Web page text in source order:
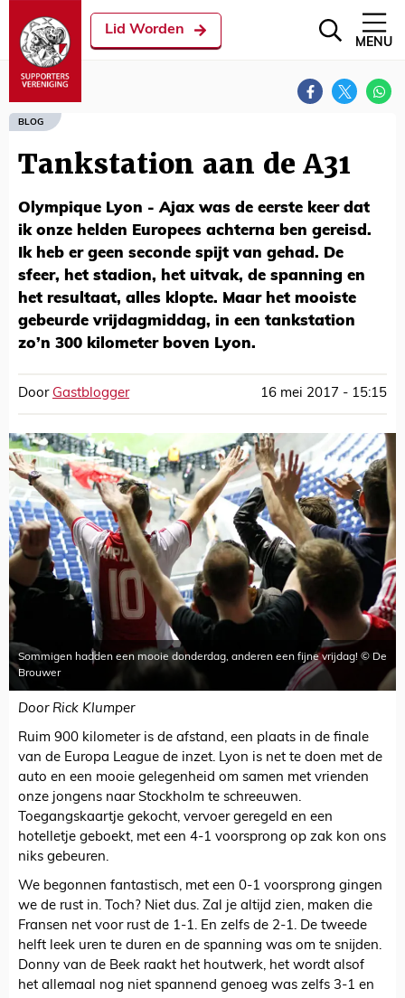
Lid Worden
MENU
BLOG
Tankstation aan de A31
Olympique Lyon - Ajax was de eerste keer dat
ik onze helden Europees achterna ben gereisd.
Ik heb er geen seconde spijt van gehad. De
sfeer, het stadion, het uitvak, de spanning en
het resultaat, alles klopte. Maar het mooiste
gebeurde vrijdagmiddag, in een tankstation
zo’n 300 kilometer boven Lyon.
Door Gastblogger 16 mei 2017 - 15:15
Sommigen hadden een mooie donderdag, anderen een fijne vrijdag! © De
Brouwer
Door Rick Klumper
Ruim 900 kilometer is de afstand, een plaats in de finale
van de Europa League de inzet. Lyon is net te doen met de
auto en een mooie gelegenheid om samen met vrienden
onze jongens naar Stockholm te schreeuwen.
Toegangskaartje gekocht, vervoer geregeld en een
hotelletje geboekt, met een 4-1 voorsprong op zak kon ons
niks gebeuren.
We begonnen fantastisch, met een 0-1 voorsprong gingen
we de rust in. Toch? Niet dus. Zal je altijd zien, maken die
Fransen net voor rust de 1-1. En zelfs de 2-1. De tweede
helft leek uren te duren en de spanning was om te snijden.
Donny van de Beek raakt het houtwerk, het wordt alsof
het allemaal nog niet spannend genoeg was zelfs 3-1 en